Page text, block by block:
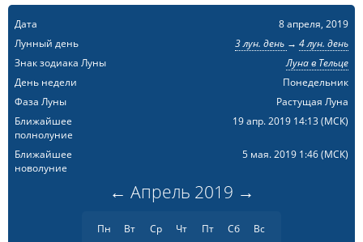
Дата
8 апреля, 2019
Лунный день
3 лун. день → 4 лун. день
Знак зодиака Луны
Луна в Тельце
День недели
Понедельник
Фаза Луны
Растущая Луна
Ближайшее
полнолуние
19 апр. 2019 14:13(МСК)
Ближайшее
новолуние
5 мая. 2019 1:46(МСК)
← Апрель 2019 →
Пн Вт Ср Чт Пт Сб Вс